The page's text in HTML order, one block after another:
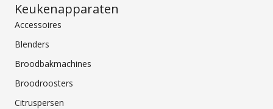
Keukenapparaten
Accessoires
Blenders
Broodbakmachines
Broodroosters
Citruspersen